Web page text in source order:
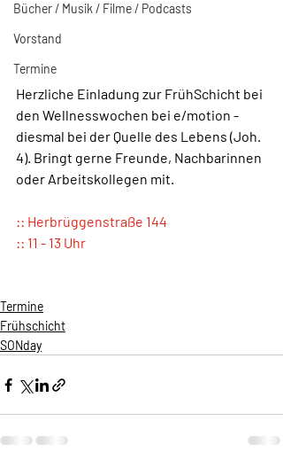
Bücher / Musik / Filme / Podcasts
Vorstand
Termine
Herzliche Einladung zur FrühSchicht bei
den Wellnesswochen bei e/motion -
diesmal bei der Quelle des Lebens (Joh.
4). Bringt gerne Freunde, Nachbarinnen
oder Arbeitskollegen mit.
:: Herbrüggenstraße 144
:: 11 - 13 Uhr
Termine
Frühschicht
SONday